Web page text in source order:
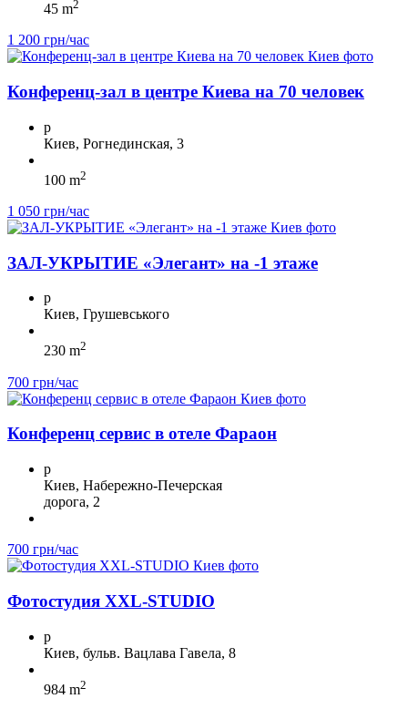
45 m2
1 200 грн/час
Конференц-зал в центре Киева на 70 человек
p
Киев, Рогнединская, 3
100 m2
1 050 грн/час
ЗА Л-УКРЫТИЕ «Элегант» на -1 этаже
p
Киев, Грушевського
230 m2
700 грн/час
Конференц сервис в отеле Фараон
p
Киев, Набережно-Печерская
дорога, 2
700 грн/час
Фотостудия XXL-STUDIO
p
Киев, бульв. Вацлава Гавела, 8
984 m2